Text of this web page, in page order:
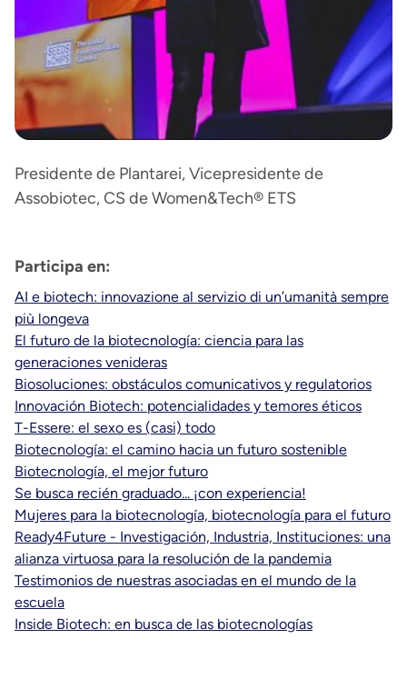
Presidente de Plantarei, Vicepresidente de
Assobiotec, CS de Women&Tech® ETS
Participa en:
AI e biotech: innovazione al servizio di un’umanità sempre
più longeva
El futuro de la biotecnología: ciencia para las
generaciones venideras
Biosoluciones: obstáculos comunicativos y regulatorios
Innovación Biotech: potencialidades y temores éticos
T-Essere: el sexo es (casi) todo
Biotecnología: el camino hacia un futuro sostenible
Biotecnología, el mejor futuro
Se busca recién graduado... ¡con experiencia!
Mujeres para la biotecnología, biotecnología para el futuro
Ready4Future - Investigación, Industria, Instituciones: una
alianza virtuosa para la resolución de la pandemia
Testimonios de nuestras asociadas en el mundo de la
escuela
Inside Biotech: en busca de las biotecnologías